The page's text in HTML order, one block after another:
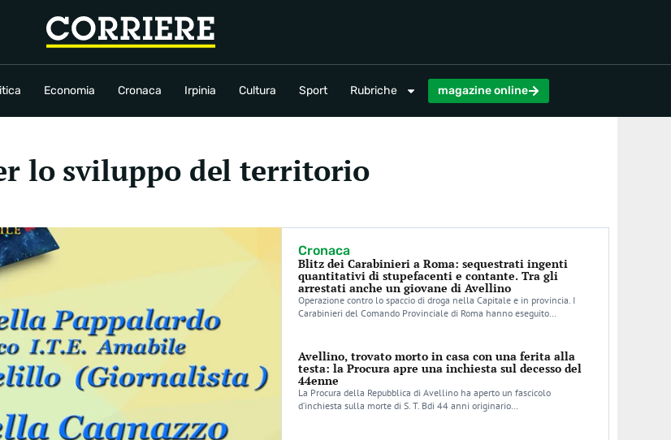
Economia Cronaca Irpinia Cultura Sport Rubriche magazine online
Cronaca Irpinia Sport Rubriche
lo sviluppo del territorio
Cronaca
Blitz dei Carabinieri a Roma: sequestrati ingenti
quantitativi di stupefacenti e contante. Tra gli
arrestati anche un giovane di Avellino
Operazione contro lo spaccio di droga nella Capitale e in provincia. I
Carabinieri del Comando Provinciale di Roma hanno eseguito…
Avellino, trovato morto in casa con una ferita alla
testa: la Procura apre una inchiesta sul decesso del
44enne
La Procura della Repubblica di Avellino ha aperto un fascicolo
d’inchiesta sulla morte di S. T. Bdi 44 anni originario…